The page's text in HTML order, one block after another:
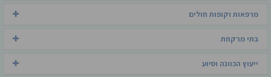
מרפאות וקופות חולים
בתי מרקחת
ייעוץ הכוונה וסיוע